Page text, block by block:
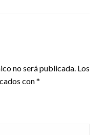
no será publicada. Los
con*